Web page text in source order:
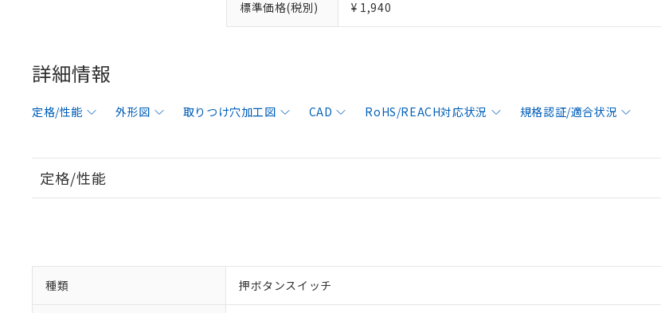
標準価格(税別) ¥ 1,940
詳細情報
定格/性能 外形図 取りつけ穴加工図 CAD RoHS/REACH対応状況 規格認証/適合状況
定格/性能
種類 押ボタンスイッチ